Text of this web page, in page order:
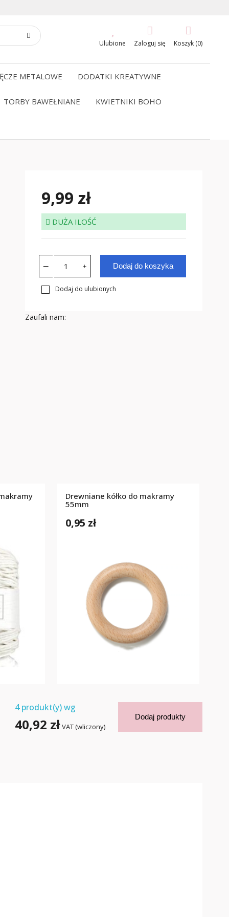
Ulubione Zaloguj się Koszyk (0)
METALOWE DODATKI KREATYWNE
TORBY BAWEŁNIANE KWIETNIKI BOHO
9,99 zł
DUŻA ILOŚĆ
Dodaj do koszyka
Dodaj do ulubionych
Zaufali nam:
Drewniane kółko do makramy
55mm
0,95 zł
4produkt(y) wg
40,92 zł VAT (wliczony)
Dodaj produkty